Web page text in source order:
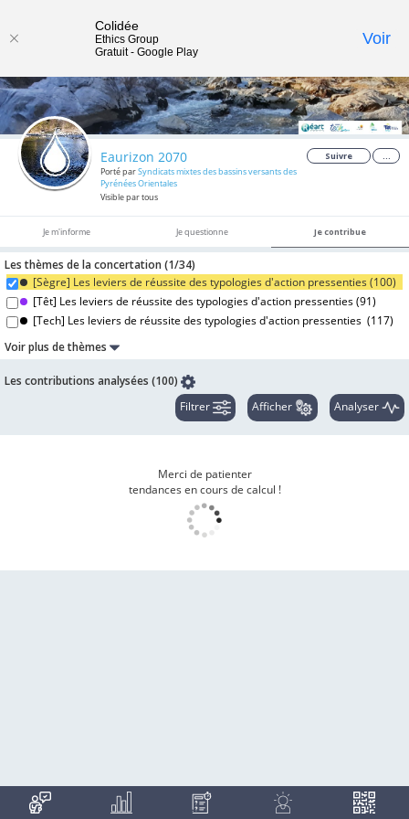
Toggle
Eaurizon 2070
Porté parSyndicats mixtes des bassins versants des
Pyrénées Orientales
Visible par tous
Suivre ...
Je m'informe Je questionne Je contribue
Les thèmes de la concertation (1/34)
[Sègre] Les leviers de réussite des typologies d'action pressenties (100)
[Têt] Les leviers de réussite des typologies d'action pressenties (91)
[Tech] Les leviers de réussite des typologies d'action pressenties (117)
Voir plus de thèmes
Les contributions analysées (100)
Filtrer
Afficher Analyser
Merci de patienter
tendances en cours de calcul !
Colidée
Ethics Group
Gratuit - Google Play
Voir